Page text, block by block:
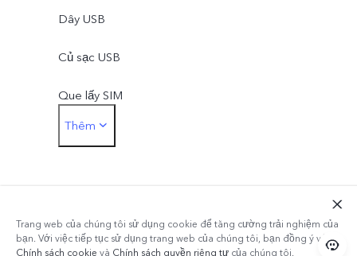
Dây USB
Củ sạc USB
Que lấy SIM
Ốp lưng
Thêm
Trang web của chúng tôi sử dụng cookie để tăng cường trải nghiệm của
bạn. Với việc tiếp tục sử dụng trang web của chúng tôi, bạn đồng ý với
Chính sách cookie và Chính sách quyền riêng tư của chúng tôi.